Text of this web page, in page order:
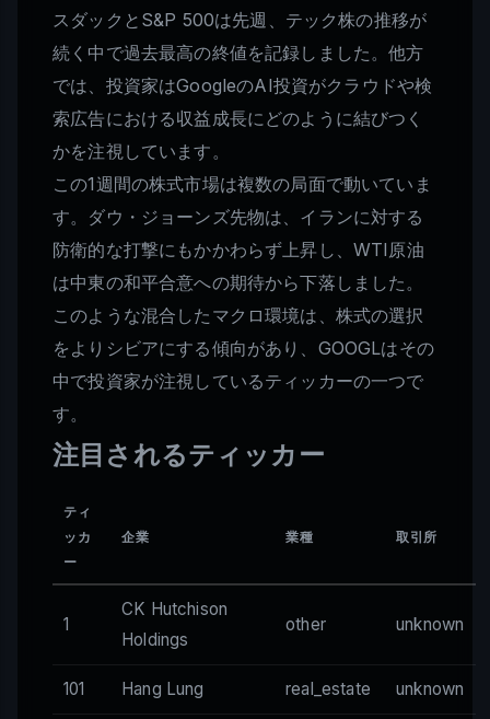
スダックとS&P 500は先週、テック株の推移が
続く中で過去最高の終値を記録しました。他方
では、投資家はGoogleのAI投資がクラウドや検
索広告における収益成長にどのように結びつく
かを注視しています。
この1週間の株式市場は複数の局面で動いていま
す。ダウ・ジョーンズ先物は、イランに対する
防衛的な打撃にもかかわらず上昇し、WTI原油
は中東の和平合意への期待から下落しました。
このような混合したマクロ環境は、株式の選択
をよりシビアにする傾向があり、GOOGLはその
中で投資家が注視しているティッカーの一つで
す。
注目されるティッカー
ティ
ッカ
ー
企業 業種 取引所
1
CK Hutchison
Holdings
other unknown
101 Hang Lung real_estate unknown